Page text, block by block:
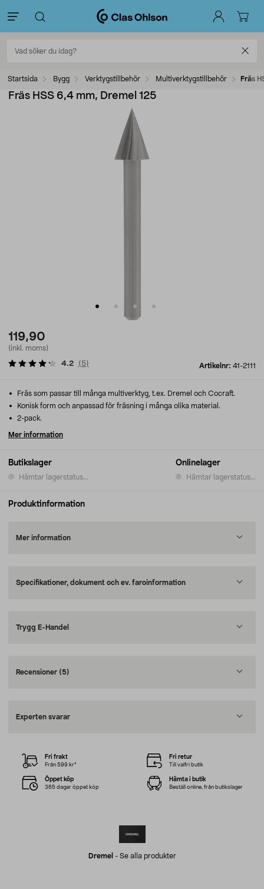
Startsida Bygg Verktygstillbehör Multiverktygstillbehör Fräs
Fräs HSS 6,4 mm, Dremel 125
119,90
(inkl. moms)
Artikelnr: 41-2111
4.2 ( 5)
Butikslager
Hämtar lagerstatus...
Onlinelager
Hämtar lagerstatus...
Fräs som passar till många multiverktyg, t.ex. Dremel och Cocraft.
Konisk form och anpassad för fräsning i många olika material.
2-pack.
Mer information
Produktinformation
Mer information
Specifikationer, dokument och ev. faroinformation
Trygg E-Handel
Recensioner (5)
Experten svarar
Dremel - Se alla produkter
Fri frakt
Från 599 kr*
Fri retur
Till valfri butik
Öppet köp
365 dagar öppet köp
Hämta i butik
Beställ online, från butikslager